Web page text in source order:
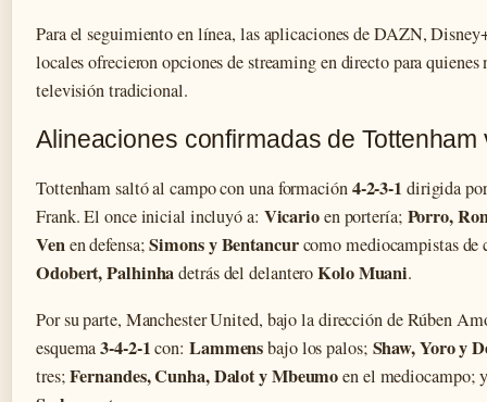
Para el seguimiento en línea, las aplicaciones de DAZN,
locales ofrecieron opciones de streaming en directo para
televisión tradicional.
Alineaciones confirmadas de
Tottenham saltó al campo con una formación4-2-3-1 dirigida
Frank. El once inicial incluyó a: Vicarioen portería; Porro,
Venen defensa;Simons y Bentancurcomo mediocampistas
Odobert, Palhinhadetrás del delanteroKolo Muani.
Por su parte, Manchester United, bajo la dirección de Rúben
esquema3-4-2-1con: Lammensbajo los palos; Shaw, Yoro y
tres;Fernandes, Cunha, Dalot y Mbeumoen el mediocampo;